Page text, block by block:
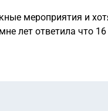
мероприятия и
лет ответила что